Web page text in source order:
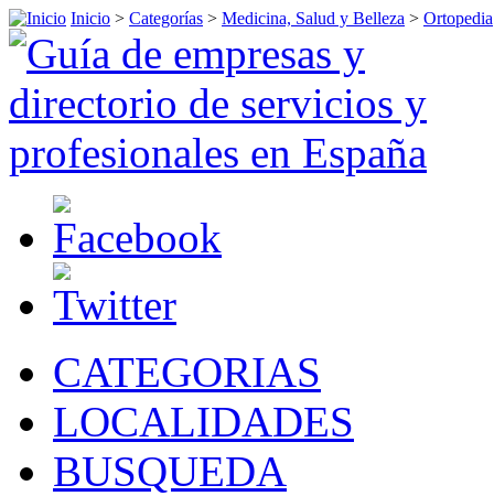
Inicio > Categorías > Medicina, Salud y Belleza > Ortopedia
CATEGORIAS
LOCALIDADES
BUSQUEDA